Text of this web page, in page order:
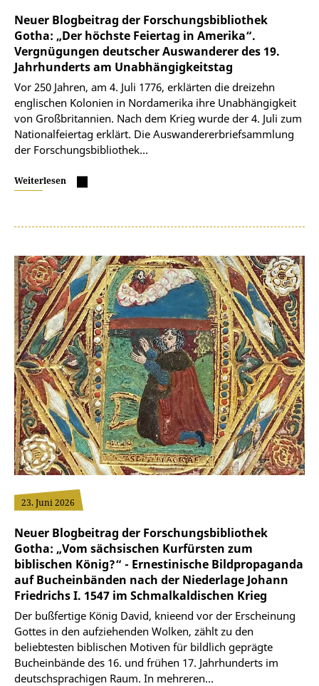
Neuer Blogbeitrag der Forschungsbibliothek
Gotha: „Der höchste Feiertag in Amerika“.
Vergnügungen deutscher Auswanderer des 19.
Jahrhunderts am Unabhängigkeitstag
Vor 250 Jahren, am 4. Juli 1776, erklärten die dreizehn
englischen Kolonien in Nordamerika ihre Unabhängigkeit
von Großbritannien. Nach dem Krieg wurde der 4. Juli zum
Nationalfeiertag erklärt. Die Auswandererbriefsammlung
der Forschungsbibliothek…
Weiterlesen
23. Juni 2026
Neuer Blogbeitrag der Forschungsbibliothek
Gotha: „Vom sächsischen Kurfürsten zum
biblischen König?“ - Ernestinische Bildpropaganda
auf Bucheinbänden nach der Niederlage Johann
Friedrichs I. 1547 im Schmalkaldischen Krieg
Der bußfertige König David, knieend vor der Erscheinung
Gottes in den aufziehenden Wolken, zählt zu den
beliebtesten biblischen Motiven für bildlich geprägte
Bucheinbände des 16. und frühen 17. Jahrhunderts im
deutschsprachigen Raum. In mehreren…